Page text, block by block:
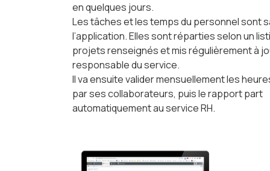
en quelques jours.
Les tâches et les temps du personnel sont
l’application. Elles sont réparties selon un
projets renseignés et mis régulièrement à
responsable du service.
Il va ensuite valider mensuellement les
par ses collaborateurs, puis le rapport part
automatiquement au service RH.